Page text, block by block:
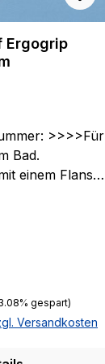
Ergogrip
>>>>Für
Bad.
einem Flansch
Länge
10,5 cm -
gespart)
Versandkosten